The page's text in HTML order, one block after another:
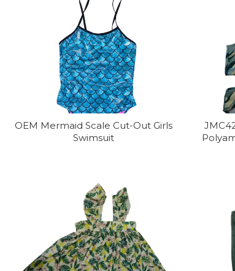
OEM Mermaid Scale Cut-Out Girls
Swimsuit